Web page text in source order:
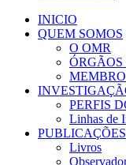
INICIO
QUEM SOMOS
O OMR
ÓRGÃOS
PERFIS
Linhas de
PUBLICAÇÕES
Livros